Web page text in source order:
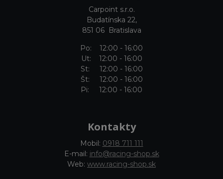
Carpoint s.r.o.
Budatínska 22,
851 06 Bratislava
Po: 12:00 - 16:00
Ut: 12:00 - 16:00
St: 12:00 - 16:00
Št: 12:00 - 16:00
Pi: 12:00 - 16:00
Kontakty
Mobil: 0918 711 111
E-mail: info@racing-shop.sk
Web: www.racing-shop.sk